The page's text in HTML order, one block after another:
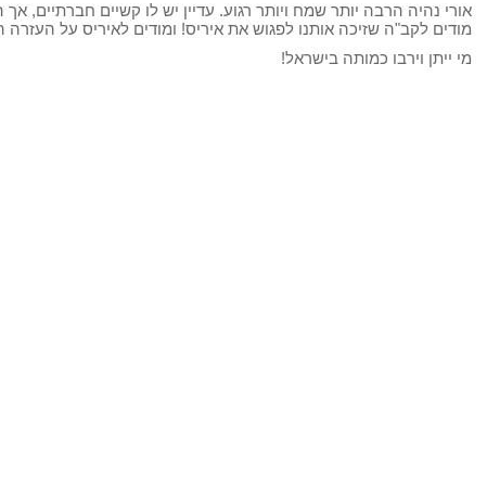
אורי נהיה הרבה יותר שמח ויותר רגוע. עדיין יש לו קשיים חברתיים,
מודים לקב"ה שזיכה אותנו לפגוש את איריס! ומודים לאיריס על
מי ייתן וירבו כמותה בישראל!